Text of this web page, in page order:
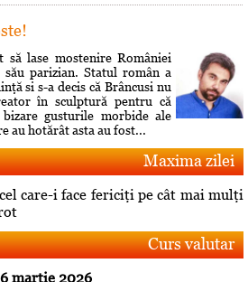
lase mostenire României
parizian. Statul român a
si s-a decis că Brâncusi nu
în sculptură pentru că
gusturile morbide ale
au hotărât asta au fost...
Maxima zilei
care-i face fericiţi pe cât mai mulţi
Curs valutar
6 martie 2026